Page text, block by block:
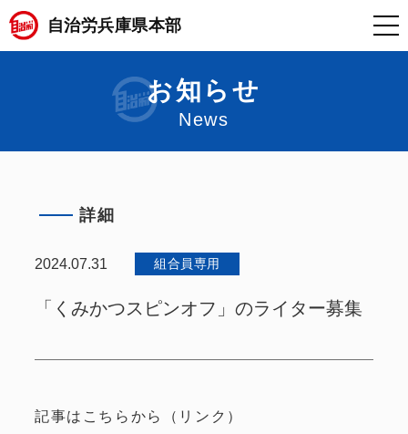
自治労兵庫県本部
お知らせ
News
詳細
2024.07.31 組合員専用
「くみかつスピンオフ」のライター募集
記事はこちらから（リンク）